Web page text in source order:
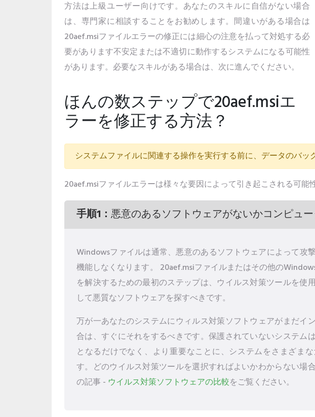
方法は上級ユーザー向けです。あなたのスキルに自信がない場合
は、専門家に相談することをお勧めします。間違いがある場合は
20aef.msiファイルエラーの修正には細心の注意を払って対処する必
要があります不安定または不適切に動作するシステムになる可能性
があります。必要なスキルがある場合は、次に進んでください。
ほんの数ステップで20aef.msiエ
ラーを修正する方法？
システムファイルに関連する操作を実行する前に、データのバッ
20aef.msiファイルエラーは様々な要因によって引き起こされる可
手順1： 悪意のあるソフトウェアがないかコンピュ
Windowsファイルは通常、悪意のあるソフトウェアによって攻
機能しなくなります。 20aef.msiファイルまたはその他の
を解決するための最初のステップは、ウイルス対策ツールを使
して悪質なソフトウェアを探すべきです。
万が一あなたのシステムにウィルス対策ソフトウェアがまだイ
合は、すぐにそれをするべきです。保護されていないシステム
となるだけでなく、より重要なことに、システムをさまざま
す。どのウイルス対策ツールを選択すればよいかわからない場
の記事 - ウイルス対策ソフトウェアの比較をご覧ください。